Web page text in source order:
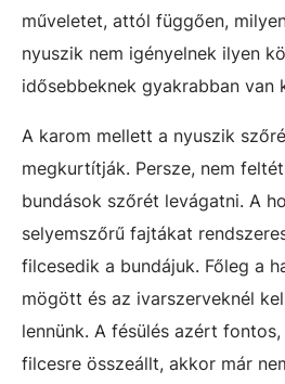
műveletet, attól függően,
nyuszik nem igényelnek ilyen
idősebbeknek gyakrabban van
A karom mellett a nyuszik
megkurtítják. Persze, nem
bundások szőrét levágatni. A
selyemszőrű fajtákat
filcesedik a bundájuk. Főleg a
mögött és az ivarszerveknél
lennünk. A fésülés azért
filcesre összeállt, akkor már